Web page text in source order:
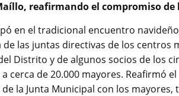
r
i
r
reafirmando el compromiso
en el tradicional encuentro
de las juntas directivas de los centros
Distrito y de algunos socios de los
cerca de 20.000 mayores. Reafirmó el
la Junta Municipal con los mayores,